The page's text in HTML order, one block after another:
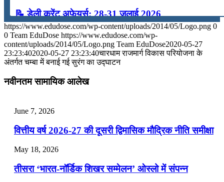
📝 डेली करेंट अफेयर्स: 28-31 जुलाई 2026
July 28, 2026
📝 डेली करेंट अफेयर्स: 25-27 जुलाई 2026
July 22, 2026
📝 डेली करेंट अफेयर्स: 19-21 जुलाई 2026
July 19, 2026
📝 डेली करेंट अफेयर्स: 16-18 जुलाई 2026
https://www.edudose.com/wp-content/uploads/2014/05/Logo.png 0
0 Team EduDose https://www.edudose.com/wp-
content/uploads/2014/05/Logo.png Team EduDose2020-05-27
23:23:402020-05-27 23:23:40चारधाम राजमार्ग विकास परियोजना के
अंतर्गत चम्‍बा में बनाई गई सुरंग का उद्घाटन
नवीनतम सामायिक आलेख
June 7, 2026
वित्तीय वर्ष 2026-27 की दूसरी द्विमासिक मौद्रिक नीति समीक्षा
May 18, 2026
तीसरा ‘भारत-नॉर्डिक शिखर सम्मेलन’ ओस्लो में संपन्न